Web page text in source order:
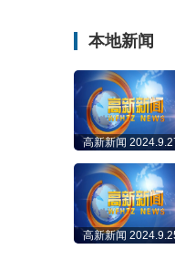
本地新闻
高新新闻
高新新闻